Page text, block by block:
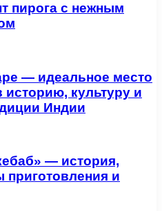
пирога с нежным
— идеальное место
историю, культуру и
Индии
— история,
приготовления и